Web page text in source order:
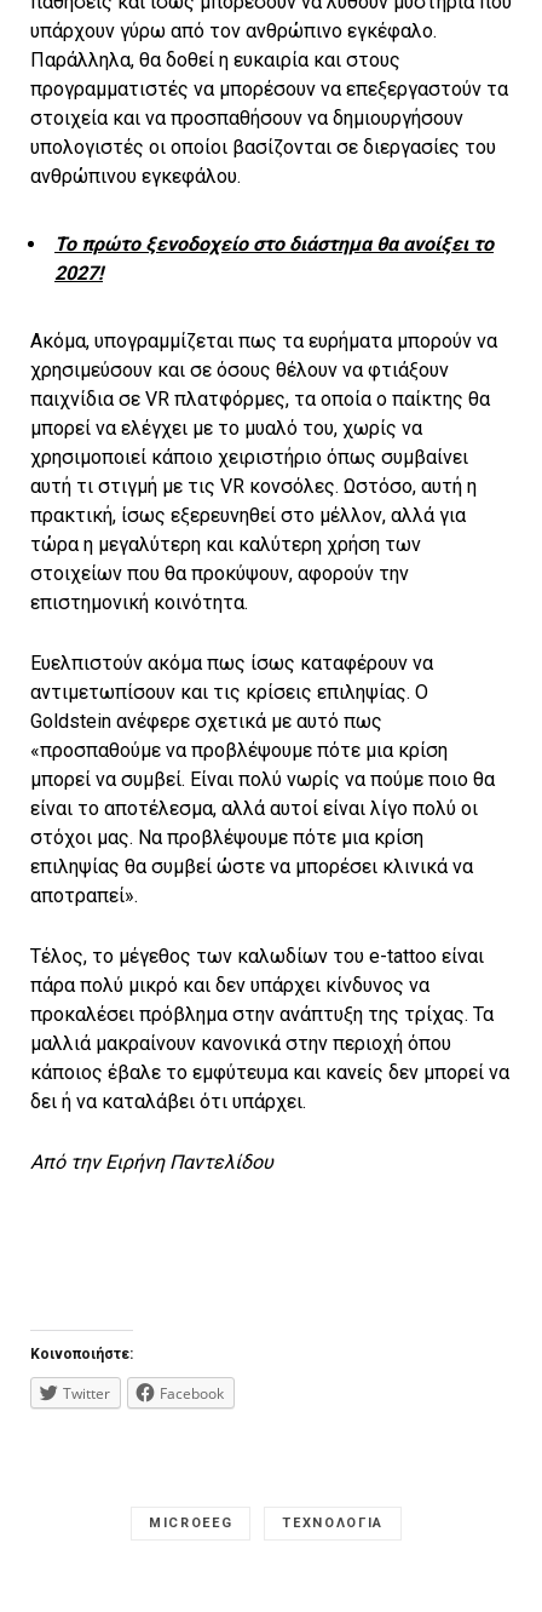
υπάρχουν γύρω από τον ανθρώπινο εγκέφαλο.
Παράλληλα, θα δοθεί η ευκαιρία και στους
προγραμματιστές να μπορέσουν να επεξεργαστούν τα
στοιχεία και να προσπαθήσουν να δημιουργήσουν
υπολογιστές οι οποίοι βασίζονται σε διεργασίες του
ανθρώπινου εγκεφάλου.
Το πρώτο ξενοδοχείο στο διάστημα θα ανοίξει το
2027!
Ακόμα, υπογραμμίζεται πως τα ευρήματα μπορούν να
χρησιμεύσουν και σε όσους θέλουν να φτιάξουν
παιχνίδια σε VR πλατφόρμες, τα οποία ο παίκτης θα
μπορεί να ελέγχει με το μυαλό του, χωρίς να
χρησιμοποιεί κάποιο χειριστήριο όπως συμβαίνει
αυτή τι στιγμή με τις VR κονσόλες. Ωστόσο, αυτή η
πρακτική, ίσως εξερευνηθεί στο μέλλον, αλλά για
τώρα η μεγαλύτερη και καλύτερη χρήση των
στοιχείων που θα προκύψουν, αφορούν την
επιστημονική κοινότητα.
Ευελπιστούν ακόμα πως ίσως καταφέρουν να
αντιμετωπίσουν και τις κρίσεις επιληψίας. Ο
Goldstein ανέφερε σχετικά με αυτό πως
«προσπαθούμε να προβλέψουμε πότε μια κρίση
μπορεί να συμβεί. Είναι πολύ νωρίς να πούμε ποιο θα
είναι το αποτέλεσμα, αλλά αυτοί είναι λίγο πολύ οι
στόχοι μας. Να προβλέψουμε πότε μια κρίση
επιληψίας θα συμβεί ώστε να μπορέσει κλινικά να
αποτραπεί».
Τέλος, το μέγεθος των καλωδίων του e-tattoo είναι
πάρα πολύ μικρό και δεν υπάρχει κίνδυνος να
προκαλέσει πρόβλημα στην ανάπτυξη της τρίχας. Τα
μαλλιά μακραίνουν κανονικά στην περιοχή όπου
κάποιος έβαλε το εμφύτευμα και κανείς δεν μπορεί να
δει ή να καταλάβει ότι υπάρχει.
Από την Ειρήνη Παντελίδου
Κοινοποιήστε:
Twitter Facebook
MICROEEG ΤΕΧΝΟΛΟΓΙΑ